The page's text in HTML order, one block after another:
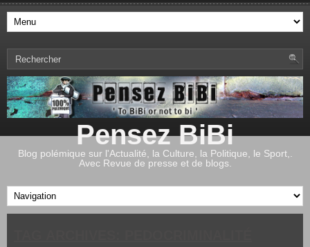
Pensez BiBi
Blog polémique sur l'Actualité, la Culture, la Politique, le Sport,.
Avec Revue de presse et de blogs.